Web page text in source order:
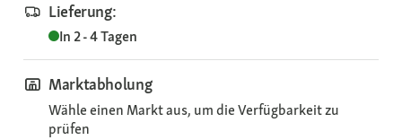
Lieferung:
In 2 - 4 Tagen
Marktabholung
Wähle einen Markt aus, um die Verfügbarkeit zu
prüfen